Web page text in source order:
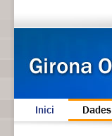
Inici Dades